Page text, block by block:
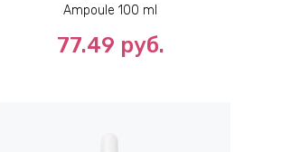
Ampoule 100 ml
77.49 руб.